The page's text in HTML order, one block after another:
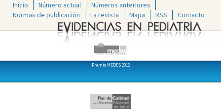
Inicio Número actual
Números anteriores
Normas de publicación
La revista Mapa RSS Contacto
Premio MEDES 2012